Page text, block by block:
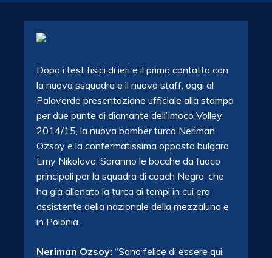
Dopo i test fisici di ieri e il primo contatto con
la nuova ssquadra e il nuovo staff, oggi al
Palaverde presentazione ufficiale alla stampa
per due punte di diamante dell’Imoco Volley
2014/15, la nuova bomber turca Neriman
Ozsoy e la confermatissima opposta bulgara
Emy Nikolova. Saranno le bocche da fuoco
principali per la squadra di coach Negro, che
ha già allenato la turca ai tempi in cui era
assistente della nazionale della mezzaluna e
in Polonia.
Neriman Ozsoy: “Sono felice di essere qui,